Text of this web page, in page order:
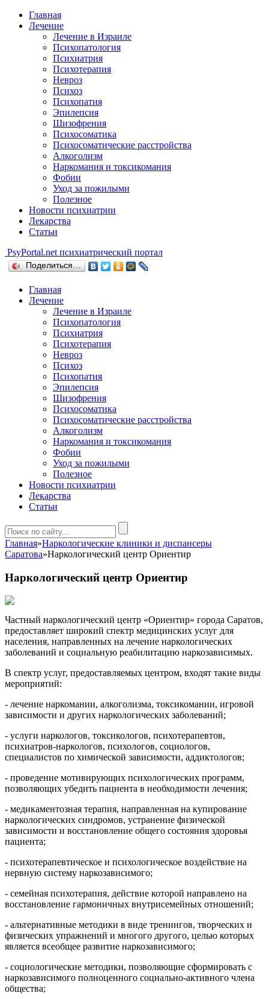
Главная
Лечение
Лечение в Израиле
Психопатология
Психиатрия
Психотерапия
Невроз
Психоз
Психопатия
Эпилепсия
Шизофрения
Психосоматика
Психосоматические расстройства
Алкоголизм
Наркомания и токсикомания
Фобии
Уход за пожилыми
Полезное
Новости психиатрии
Лекарства
Статьи
PsyPortal.net психиатрический портал
Поделиться…
Главная
Лечение
Лечение в Израиле
Психопатология
Психиатрия
Психотерапия
Невроз
Психоз
Психопатия
Эпилепсия
Шизофрения
Психосоматика
Психосоматические расстройства
Алкоголизм
Наркомания и токсикомания
Фобии
Уход за пожилыми
Полезное
Новости психиатрии
Лекарства
Статьи
Главная»Наркологические клиники и диспансеры
Саратова»Наркологический центр Ориентир
Наркологический центр Ориентир
Частный наркологический центр «Ориентир» города Саратов,
предоставляет широкий спектр медицинских услуг для
населения, направленных на лечение наркологических
заболеваний и социальную реабилитацию наркозависимых.
В спектр услуг, предоставляемых центром, входят такие виды
мероприятий:
- лечение наркомании, алкоголизма, токсикомании, игровой
зависимости и других наркологических заболеваний;
- услуги наркологов, токсикологов, психотерапевтов,
психиатров-наркологов, психологов, социологов,
специалистов по химической зависимости, аддиктологов;
- проведение мотивирующих психологических программ,
позволяющих убедить пациента в необходимости лечения;
- медикаментозная терапия, направленная на купирование
наркологических синдромов, устранение физической
зависимости и восстановление общего состояния здоровья
пациента;
- психотерапевтическое и психологическое воздействие на
нервную систему наркозависимого;
- семейная психотерапия, действие которой направлено на
восстановление гармоничных внутрисемейных отношений;
- альтернативные методики в виде тренингов, творческих и
физических упражнений и многого другого, целью которых
является всеобщее развитие наркозависимого;
- социологические методики, позволяющие сформировать с
наркозависимого полноценного социально-активного члена
общества;